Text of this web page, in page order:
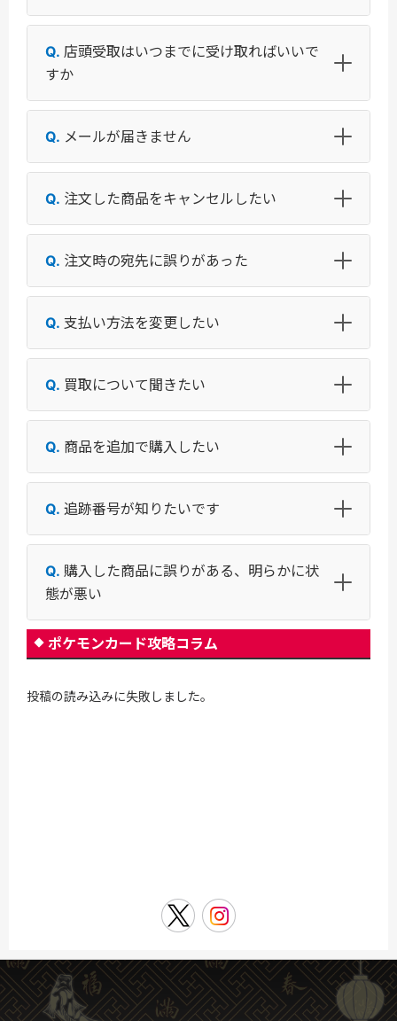
店頭受取はいつまでに受け取ればいいで
すか
メールが届きません
注文した商品をキャンセルしたい
注文時の宛先に誤りがあった
支払い方法を変更したい
買取について聞きたい
商品を追加で購入したい
追跡番号が知りたいです
購入した商品に誤りがある、明らかに状
態が悪い
ポケモンカード攻略コラム
投稿の読み込みに失敗しました。